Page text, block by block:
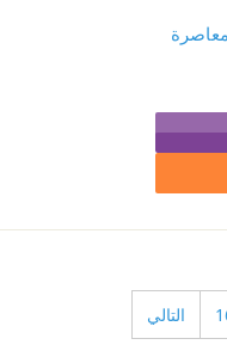
التالي